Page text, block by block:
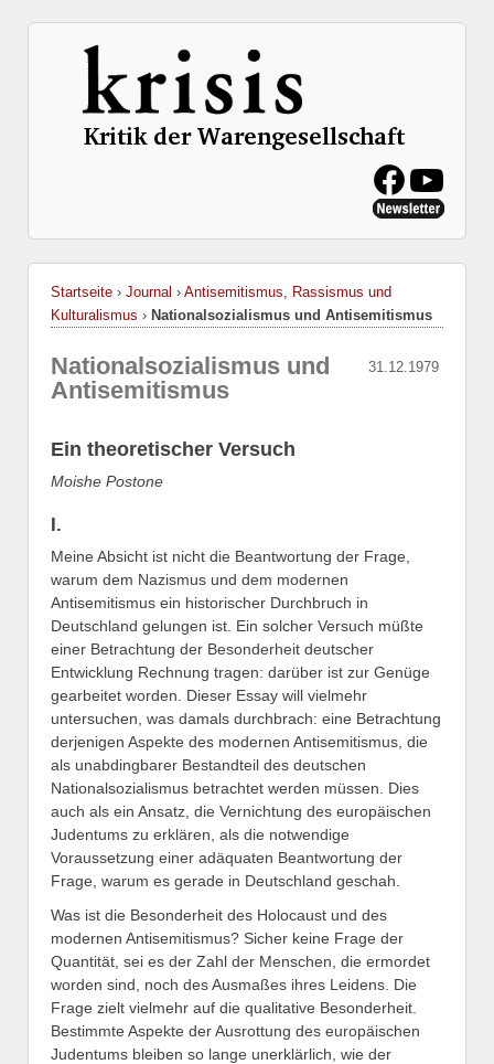
Startseite › Journal › Antisemitismus, Rassismus und
Kulturalismus › Nationalsozialismus und Antisemitismus
31.12.1979
Nationalsozialismus und
Antisemitismus
Ein theoretischer Versuch
Moishe Postone
I.
Meine Absicht ist nicht die Beantwortung der Frage,
warum dem Nazismus und dem modernen
Antisemitismus ein historischer Durchbruch in
Deutschland gelungen ist. Ein solcher Versuch müßte
einer Betrachtung der Besonderheit deutscher
Entwicklung Rechnung tragen: darüber ist zur Genüge
gearbeitet worden. Dieser Essay will vielmehr
untersuchen, was damals durchbrach: eine Betrachtung
derjenigen Aspekte des modernen Antisemitismus, die
als unabdingbarer Bestandteil des deutschen
Nationalsozialismus betrachtet werden müssen. Dies
auch als ein Ansatz, die Vernichtung des europäischen
Judentums zu erklären, als die notwendige
Voraussetzung einer adäquaten Beantwortung der
Frage, warum es gerade in Deutschland geschah.
Was ist die Besonderheit des Holocaust und des
modernen Antisemitismus? Sicher keine Frage der
Quantität, sei es der Zahl der Menschen, die ermordet
worden sind, noch des Ausmaßes ihres Leidens. Die
Frage zielt vielmehr auf die qualitative Besonderheit.
Bestimmte Aspekte der Ausrottung des europäischen
Judentums bleiben so lange unerklärlich, wie der